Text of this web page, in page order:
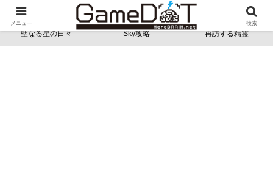
NerdBRAINゲーム支部 - ゲームドット -
聖なる星の日々 Sky攻略 再訪する精霊
メニュー 検索